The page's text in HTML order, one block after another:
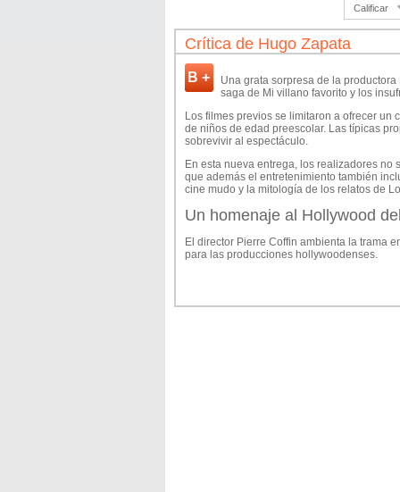
Calificar
Crítica de Hugo Zapata
B +
Una grata sorpresa de la
saga de Mi villano favorito y los
Los filmes previos se limitaron a ofrecer
de niños de edad preescolar. Las típicas
sobrevivir al espectáculo.
En esta nueva entrega, los realizadores
que además el entretenimiento también
cine mudo y la mitología de los relatos de
Un homenaje al Hollywood
El director Pierre Coffin ambienta la trama
para las producciones hollywoodenses.
Antes de que irrumpiera el sonido con el
del lenguaje visual. La cámara ya no
evolucionó gracias a las comedias de